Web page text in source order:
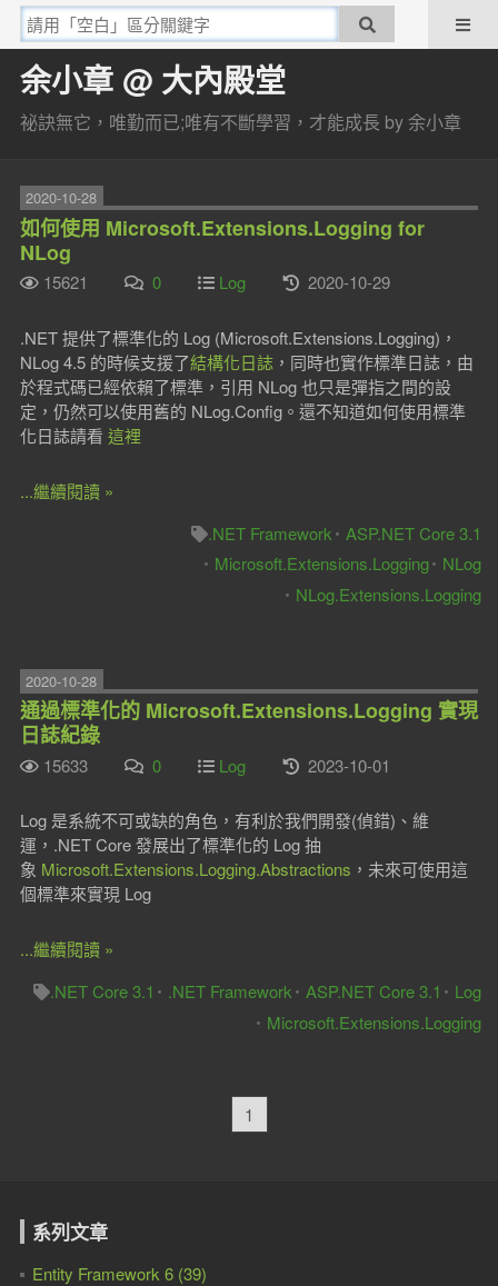
余小章 @ 大內殿堂
祕訣無它，唯勤而已;唯有不斷學習，才能成長 by 余小章
2020-10-28
如何使用 Microsoft.Extensions.Logging for
NLog
15621 0 Log 2020-10-29
.NET 提供了標準化的 Log (Microsoft.Extensions.Logging)，
NLog 4.5 的時候支援了結構化日誌，同時也實作標準日誌，由
於程式碼已經依賴了標準，引用 NLog 也只是彈指之間的設
定，仍然可以使用舊的 NLog.Config。還不知道如何使用標準
化日誌請看 這裡
...繼續閱讀 »
.NET Framework
ASP.NET Core 3.1
Microsoft.Extensions.Logging
NLog
NLog.Extensions.Logging
2020-10-28
通過標準化的 Microsoft.Extensions.Logging 實現
日誌紀錄
15633 0 Log 2023-10-01
Log 是系統不可或缺的角色，有利於我們開發(偵錯)、維
運，.NET Core 發展出了標準化的 Log 抽
象 Microsoft.Extensions.Logging.Abstractions ，未來可使用這
個標準來實現 Log
...繼續閱讀 »
.NET Core 3.1
.NET Framework ASP.NET Core 3.1
Log
Microsoft.Extensions.Logging
1
系列文章
Entity Framework 6 (39)